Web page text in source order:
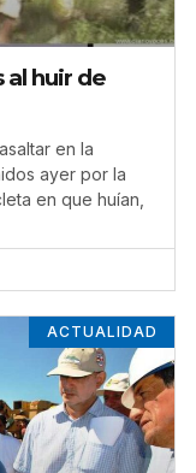
huir de
en la
ayer por la
en que huían,
ACTUALIDAD